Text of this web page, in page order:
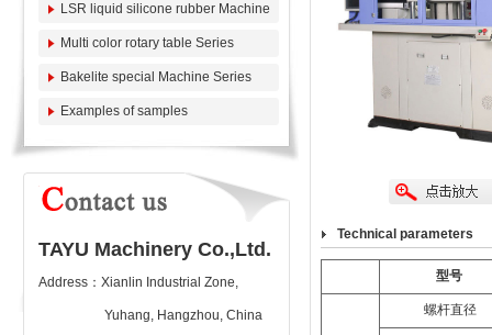
LSR liquid silicone rubber Machine
Multi color rotary table Series
Bakelite special Machine Series
Examples of samples
TAYU Machinery Co.,Ltd.
Address：Xianlin Industrial Zone,
Yuhang, Hangzhou, China
Technical parameters
型号
螺杆直径